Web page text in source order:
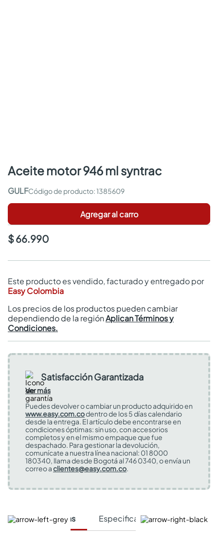
aceite motor 946 ml syntrac
GULF :1385609
Agregar al carro
$ 66.990
Este producto es vendido, facturado y entregado por
Easy Colombia
Los precios de los productos pueden cambiar
dependiendo de la regiónAplican Términos y
Condiciones.
Satisfacción Garantizada
Ver más
Puedes devolver o cambiar un producto adquirido en
www.easy.com.codentro de los 5 días calendario
desde la entrega. El artículo debe encontrarse en
condiciones óptimas: sin uso, con accesorios
completos y en el mismo empaque que fue
despachado. Para gestionar la devolución,
comunícate a nuestra línea nacional: 01 8000
180340, llama desde Bogotá al 746 0340, o envía un
correo aclientes@easy.com.co.
Características Especificaciones Técnicas